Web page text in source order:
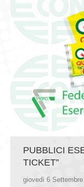
PUBBLICI
TICKET”
giovedì 6